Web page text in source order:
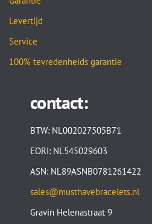
Levertijd
Service
100% tevredenheids garantie
contact:
BTW: NL002027505B71
EORI: NL545029603
ASN: NL89ASNB0781261422
sales@musthavebracelets.nl
Gravin Helenastraat 9